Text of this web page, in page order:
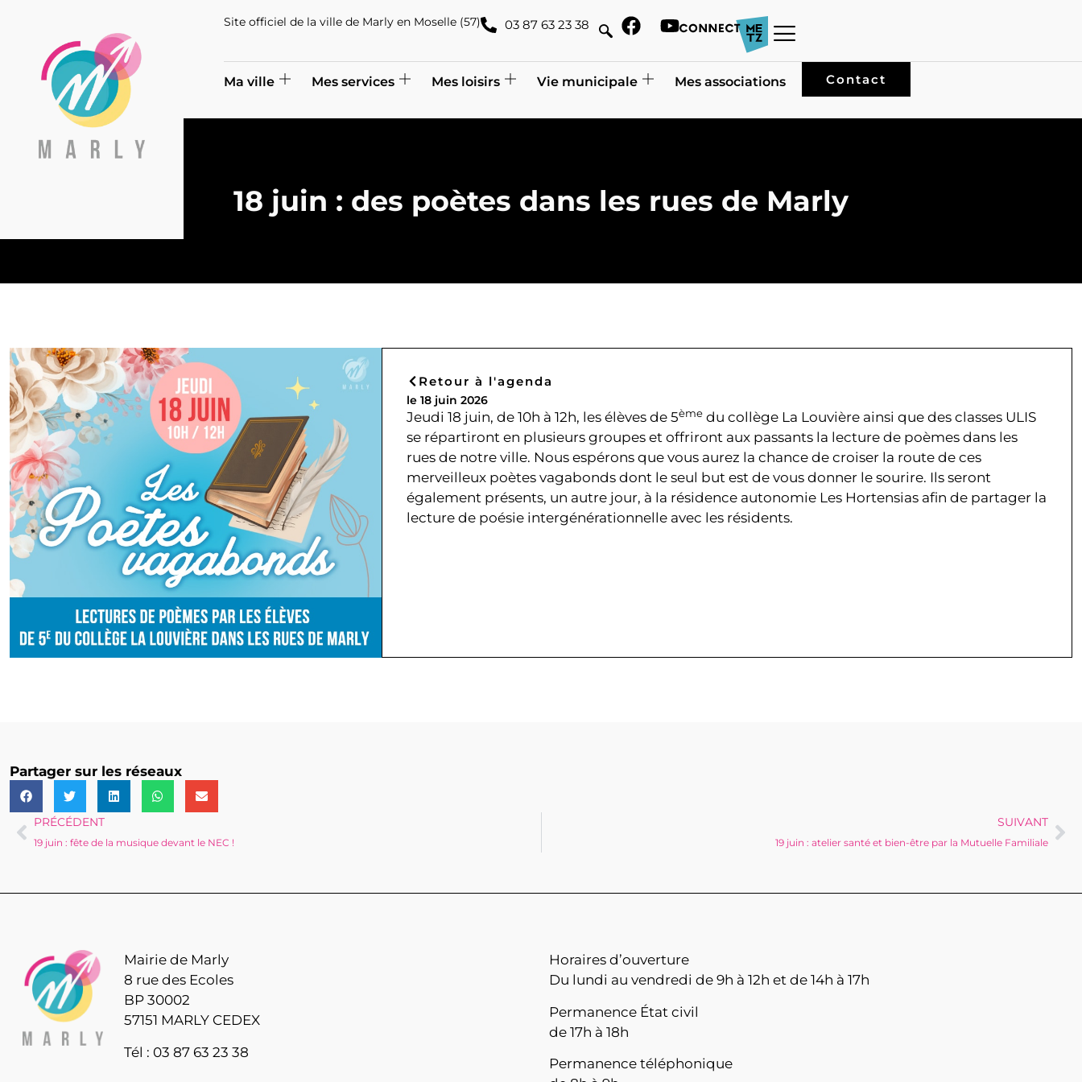
Site officiel de la ville de Marly en Moselle (57) 03 87 63 23 38
Ma ville Mes services Mes loisirs Vie municipale Mes associations Contact
18 juin : des poètes dans les rues de Marly
Retour à l'agenda
le 18 juin 2026
Jeudi 18 juin, de 10h à 12h, les élèves de 5ème du collège La Louvière ainsi que des classes ULIS
se répartiront en plusieurs groupes et offriront aux passants la lecture de poèmes dans les
rues de notre ville. Nous espérons que vous aurez la chance de croiser la route de ces
merveilleux poètes vagabonds dont le seul but est de vous donner le sourire. Ils seront
également présents, un autre jour, à la résidence autonomie Les Hortensias afin de partager la
lecture de poésie intergénérationnelle avec les résidents.
Partager sur les réseaux
PRÉCÉDENT
19 juin : fête de la musique devant le NEC !
SUIVANT
19 juin : atelier santé et bien-être par la Mutuelle Familiale
Mairie de Marly
8 rue des Ecoles
BP 30002
57151 MARLY CEDEX
Tél : 03 87 63 23 38
Horaires d’ouverture
Du lundi au vendredi de 9h à 12h et de 14h à 17h
Permanence État civil
de 17h à 18h
Permanence téléphonique